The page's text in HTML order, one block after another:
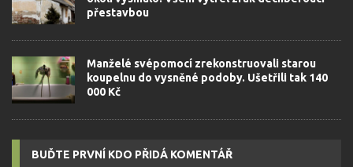
přestavbou
Manželé svépomocí zrekonstruovali starou
koupelnu do vysněné podoby. Ušetřili tak 140
000 Kč
BUĎTE PRVNÍ KDO PŘIDÁ KOMENTÁŘ